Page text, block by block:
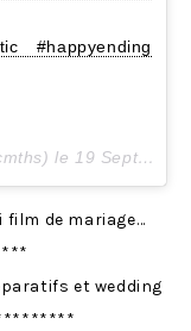
#happyending
le 19 Sept. 2016 à 2h46 PDT
de mariage…
et wedding